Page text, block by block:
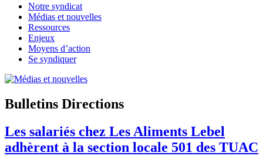
Notre syndicat
Médias et nouvelles
Ressources
Enjeux
Moyens d’action
Se syndiquer
Bulletins Directions
Les salariés chez Les Aliments Lebel
adhèrent à la section locale 501 des TUAC